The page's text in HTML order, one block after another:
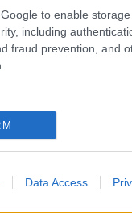
to enable storage
including
fraud prevention, and
Data Access
is
– mondta az
hogy van mire